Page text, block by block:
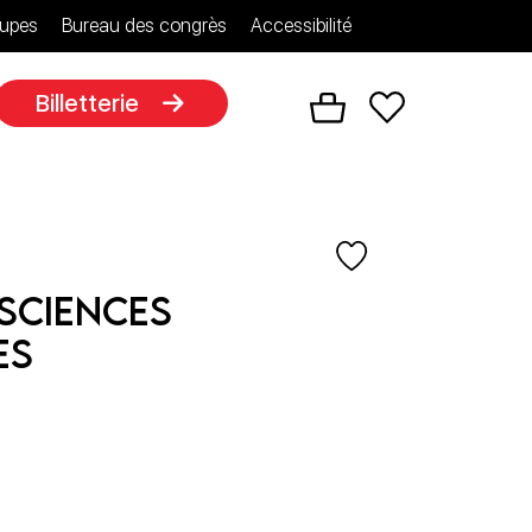
Bureau des congrès Accessibilité
Billetterie